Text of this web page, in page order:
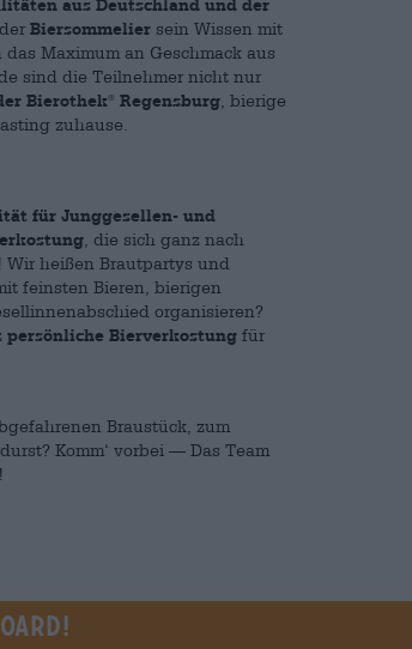
Biersommelier sein Wissen mit
Maximum an Geschmack aus
sind die Teilnehmer nicht nur
Bierothek ® Regensburg , bierige
zuhause.
für Junggesellen- und
, die sich ganz nach
Wir heißen Brautpartys und
feinsten Bieren, bierigen
organisieren?
persönliche Bierverkostung für
Braustück, zum
Komm‘ vorbei — Das Team